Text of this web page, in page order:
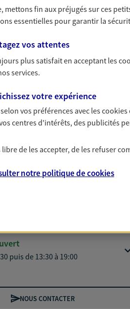
CRÉDITS
RETRAITE
puis de 13:30 à 19:00
NOUS CONTACTER
mettons fin aux préjugés sur ces
essentielles pour garantir la
vos attentes
plus satisfait en acceptant les
services.
votre expérience
vos préférences avec lescookies
centres d'intérêts, des publicités
libre de les accepter, de les refuser
notre politique decookies